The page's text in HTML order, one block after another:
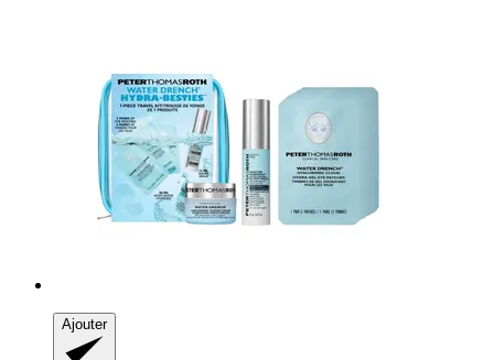
Ajouter